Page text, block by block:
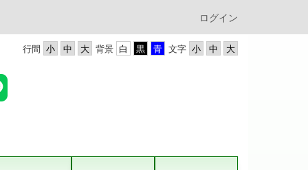
ログイン
文字
背景
行間